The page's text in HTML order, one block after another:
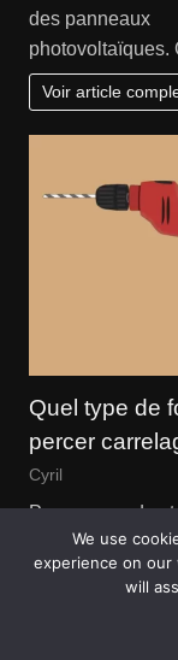
des panneaux
photovoltaïques.
Voir article
Quel type de
percer
Cyril
Pour percer des
des carreaux de
des carreaux
We use
experience on
will